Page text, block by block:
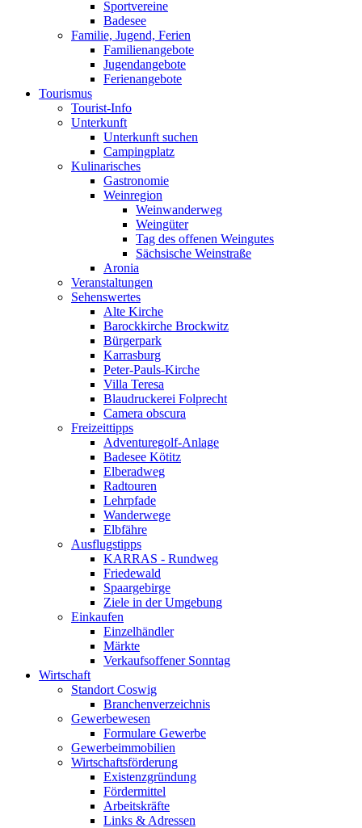
Sportvereine
Badesee
Familie, Jugend, Ferien
Familienangebote
Jugendangebote
Ferienangebote
Tourismus
Tourist-Info
Unterkunft
Unterkunft suchen
Campingplatz
Kulinarisches
Gastronomie
Weinregion
Weinwanderweg
Weingüter
Tag des offenen Weingutes
Sächsische Weinstraße
Aronia
Veranstaltungen
Sehenswertes
Alte Kirche
Barockkirche Brockwitz
Bürgerpark
Karrasburg
Peter-Pauls-Kirche
Villa Teresa
Blaudruckerei Folprecht
Camera obscura
Freizeittipps
Adventuregolf-Anlage
Badesee Kötitz
Elberadweg
Radtouren
Lehrpfade
Wanderwege
Elbfähre
Ausflugstipps
KARRAS - Rundweg
Friedewald
Spaargebirge
Ziele in der Umgebung
Einkaufen
Einzelhändler
Märkte
Verkaufsoffener Sonntag
Wirtschaft
Standort Coswig
Branchenverzeichnis
Gewerbewesen
Formulare Gewerbe
Gewerbeimmobilien
Wirtschaftsförderung
Existenzgründung
Fördermittel
Arbeitskräfte
Links & Adressen